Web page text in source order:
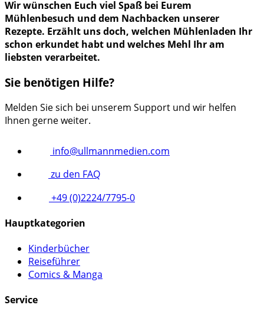
Wir wünschen Euch viel Spaß bei Eurem
Mühlenbesuch und dem Nachbacken unserer
Rezepte. Erzählt uns doch, welchen Mühlenladen Ihr
schon erkundet habt und welches Mehl Ihr am
liebsten verarbeitet.
Sie benötigen Hilfe?
Melden Sie sich bei unserem Support und wir helfen
Ihnen gerne weiter.
info@ullmannmedien.com
zu den FAQ
+49 (0)2224/7795-0
Hauptkategorien
Kinderbücher
Reiseführer
Comics & Manga
Service